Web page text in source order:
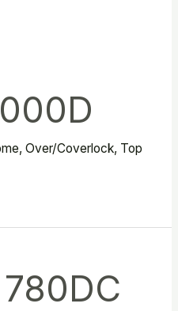
, Over/Coverlock, Top